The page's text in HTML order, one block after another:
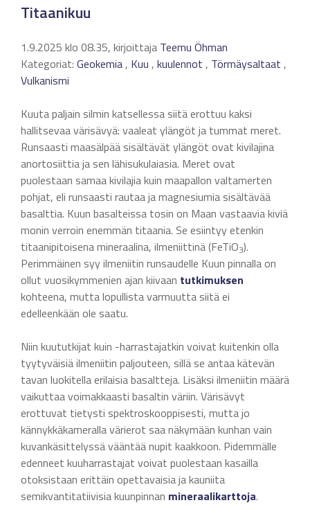
Titaanikuu
1.9.2025 klo 08.35, kirjoittaja Teemu Öhman
Kategoriat: Geokemia, Kuu , kuulennot , Törmäysaltaat ,
Vulkanismi
Kuuta paljain silmin katsellessa siitä erottuu kaksi
hallitsevaa värisävyä: vaaleat ylängöt ja tummat meret.
Runsaasti maasälpää sisältävät ylängöt ovat kivilajina
anortosiittia ja sen lähisukulaiasia. Meret ovat
puolestaan samaa kivilajia kuin maapallon valtamerten
pohjat, eli runsaasti rautaa ja magnesiumia sisältävää
basalttia. Kuun basalteissa tosin on Maan vastaavia kiviä
monin verroin enemmän titaania. Se esiintyy etenkin
titaanipitoisena mineraalina, ilmeniittinä (FeTiO3).
Perimmäinen syy ilmeniitin runsaudelle Kuun pinnalla on
ollut vuosikymmenien ajan kiivaan tutkimuksen
kohteena, mutta lopullista varmuutta siitä ei
edelleenkään ole saatu.
Niin kuututkijat kuin -harrastajatkin voivat kuitenkin olla
tyytyväisiä ilmeniitin paljouteen, sillä se antaa kätevän
tavan luokitella erilaisia basaltteja. Lisäksi ilmeniitin määrä
vaikuttaa voimakkaasti basaltin väriin. Värisävyt
erottuvat tietysti spektroskooppisesti, mutta jo
kännykkäkameralla värierot saa näkymään kunhan vain
kuvankäsittelyssä vääntää nupit kaakkoon. Pidemmälle
edenneet kuuharrastajat voivat puolestaan kasailla
otoksistaan erittäin opettavaisia ja kauniita
semikvantitatiivisia kuunpinnan mineraalikarttoja.